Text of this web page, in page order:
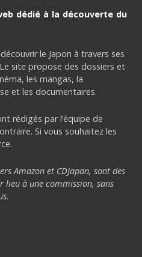
dédié à la découverte du
le Japon à travers ses
site propose des dossiers et
les mangas, la
et les documentaires.
rédigés par l’équipe de
Si vous souhaitez les
Amazon et CDJapan, sont des
lieu à une commission, sans